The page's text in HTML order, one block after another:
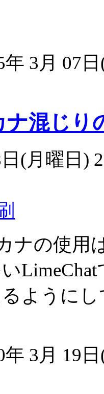
3月 07
混じり
(月曜日)
ナの使用
ように
年 3月 19